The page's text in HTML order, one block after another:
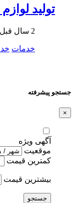
تولید
2 سال قبل
خدمات
جستجو پیشرفته
×
آگهی ویژه
موقعیت
کمترین قیمت
بیشترین قیمت
جستجو